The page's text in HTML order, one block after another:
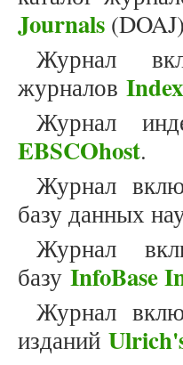
Journals
Журнал
журналов
Журнал
EBSCOhost.
Журнал
базу данных
Журнал
базу InfoBase
Журнал
изданий